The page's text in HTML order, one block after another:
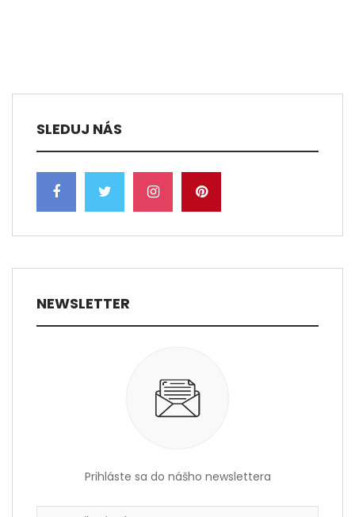
SLEDUJ NÁS
NEWSLETTER
Prihláste sa do nášho newslettera